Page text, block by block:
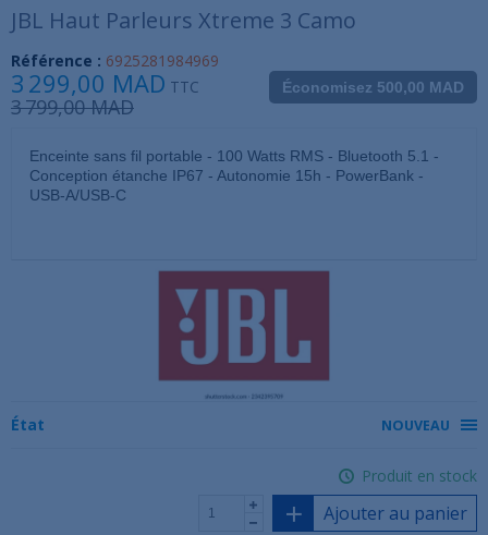
JBL Haut Parleurs Xtreme 3 Camo
Référence : 6925281984969
Économisez 500,00 MAD
3 299,00 MAD TTC
3 799,00 MAD
Enceinte sans fil portable - 100 Watts RMS - Bluetooth 5.1 -
Conception étanche IP67 - Autonomie 15h - PowerBank -
USB-A/USB-C
État NOUVEAU
Produit en stock
Ajouter au panier